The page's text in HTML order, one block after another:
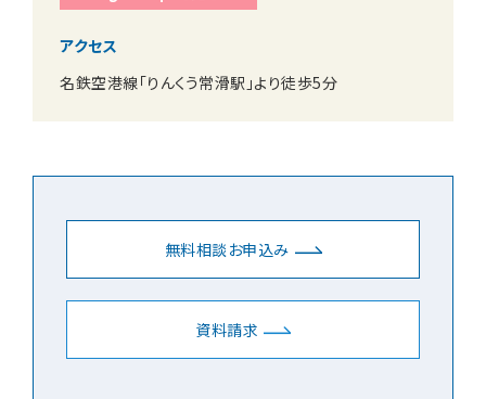
予約専用ダイヤル 0120-098-754
アクセス
名鉄空港線「りんくう常滑駅」より徒歩5分
無料相談お申込み
資料請求